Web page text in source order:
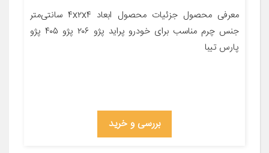
معرفی محصول جزئیات محصول ابعاد ۴x۲x۴ سانتی‌متر
جنس چرم مناسب برای خودرو پراید پژو ۲۰۶ پژو ۴۰۵ پژو
پارس تیبا
بررسی و خرید